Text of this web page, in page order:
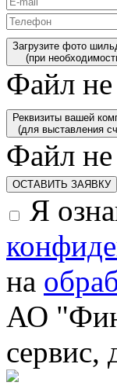
Загрузите фото
(при
Файл
Реквизиты вашей
(для выставления
Файл
ОСТАВИТЬ ЗАЯВКУ
Я
на
АО
сервис,